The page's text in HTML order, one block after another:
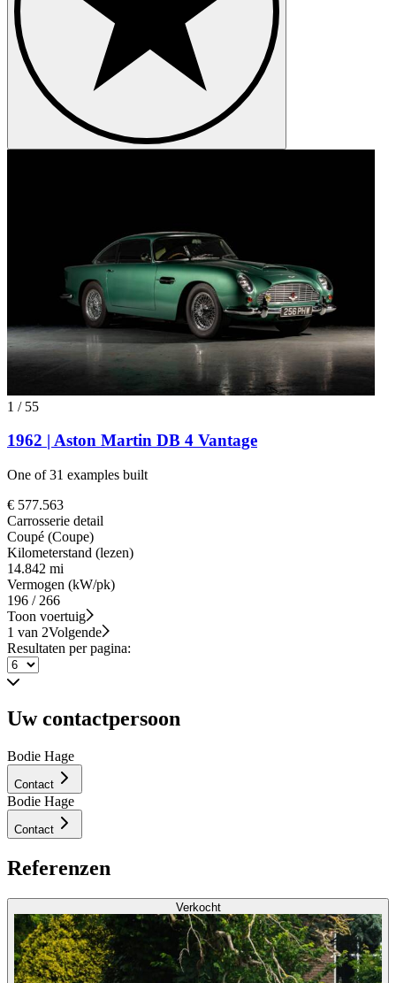
1 / 55
1962 | Aston Martin DB 4 Vantage
One of 31 examples built
€ 577.563
Carrosserie detail
Coupé (Coupe)
Kilometerstand (lezen)
14.842 mi
Vermogen (kW/pk)
196 / 266
Toon voertuig
1 van 2Volgende
Resultaten per pagina:
Uw contactpersoon
Bodie Hage
Contact
Bodie Hage
Contact
Referenzen
Verkocht